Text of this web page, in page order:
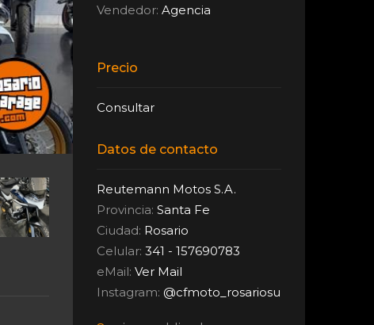
Vendedor: Agencia
Precio
Consultar
Datos de contacto
Reutemann Motos S.A.
Provincia:Santa Fe
Ciudad: Rosario
Celular: 341 - 157690783
eMail:Ver Mail
Instagram: @cfmoto_rosariosu